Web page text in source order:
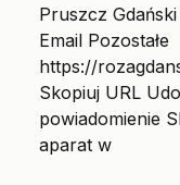
Pruszcz
Email Pozostałe
https://
Skopiuj URL
powiadomienie
aparat w